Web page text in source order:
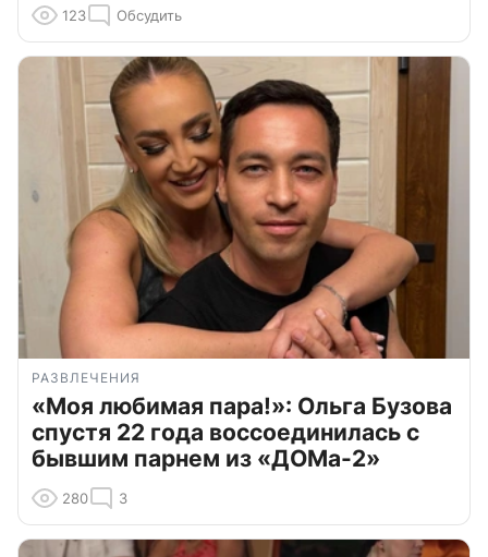
123 Обсудить
РАЗВЛЕЧЕНИЯ
«Моя любимая пара!»: Ольга Бузова
спустя 22 года воссоединилась с
бывшим парнем из «ДОМа-2»
280 3